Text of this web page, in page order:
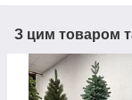
З цим товаром